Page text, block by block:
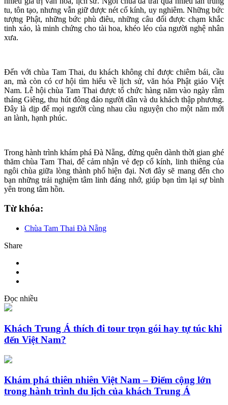
tu, tôn tạo, nhưng vẫn giữ được nét cổ kính, uy nghiêm. Những bức
tượng Phật, những bức phù điêu, những câu đối được chạm khắc
tinh xảo, là minh chứng cho tài hoa, khéo léo của người nghệ nhân
xưa.
Đến với chùa Tam Thai, du khách không chỉ được chiêm bái, cầu
an, mà còn có cơ hội tìm hiểu về lịch sử, văn hóa Phật giáo Việt
Nam. Lễ hội chùa Tam Thai được tổ chức hàng năm vào ngày rằm
tháng Giêng, thu hút đông đảo người dân và du khách thập phương.
Đây là dịp để mọi người cùng nhau cầu nguyện cho một năm mới
an lành, hạnh phúc.
Trong hành trình khám phá Đà Nẵng, đừng quên dành thời gian ghé
thăm chùa Tam Thai, để cảm nhận vẻ đẹp cổ kính, linh thiêng của
ngôi chùa giữa lòng thành phố hiện đại. Nơi đây sẽ mang đến cho
bạn những trải nghiệm tâm linh đáng nhớ, giúp bạn tìm lại sự bình
yên trong tâm hồn.
Từ khóa:
Chùa Tam Thai Đà Nẵng
Share
Đọc nhiều
Khách Trung Á thích đi tour trọn gói hay tự túc khi
đến Việt Nam?
Khám phá thiên nhiên Việt Nam – Điểm cộng lớn
trong hành trình du lịch của khách Trung Á